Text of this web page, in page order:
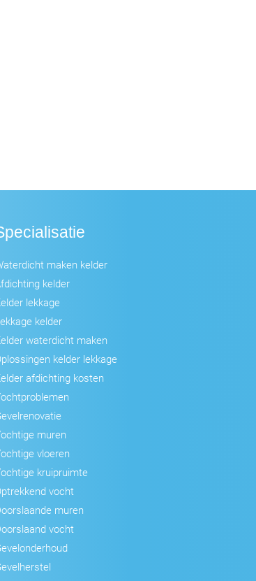
maken kelder
kelder
lekkage
kelder
waterdicht maken
kelder lekkage
afdichting kosten
muren
vloeren
kruipruimte
vocht
muren
vocht